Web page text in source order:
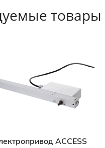
товары
ACCESS